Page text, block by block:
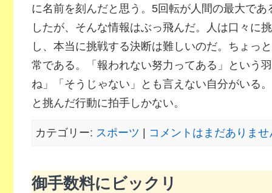
に名前を刻んだと思う。5回転が人間の最大で
したが、そんな情報はぶっ飛んだ。人は口々に
し、本当に挑戦する決断は難しいのだ。ちょっ
常である。「報われない努力ってある」という
ね」「そうじゃない」とも言えない自分がいる
と挑んだ行動に拍手しかない。
カテゴリー: スポーツ コメントはまだありませ
御手数料にビックリ